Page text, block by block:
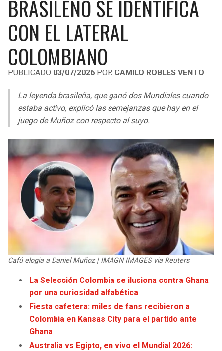
LIGA DE EXPANSIÓN MX
LEAGUES CUP
UEFA EUROPA LEAGUE
UEFA CONFERENCE LEAGUE
MLS
COPA LIBERTADORES
COPA SUDAMERICANA
LIGA BETPLAY
OTRAS LIGAS
RAIDERS
CHARGERS
RAVENS
BENGALS
STEELERS
TEXANS
COLTS
JAGUARS
TITANS
COWBOYS
GIANTS
EAGLES
CAVALIERS
PISTONS
PACERS
BUCKS
HORNETS
HEAT
MAGIC
WIZARDS
WARRIORS
CLIPPERS
LAKERS
SUNS
BRASILEÑO SE IDENTIFICA
CON EL LATERAL
COLOMBIANO
PUBLICADO 03/07/2026 POR CAMILO ROBLES VENTO
La leyenda brasileña, que ganó dos Mundiales cuando
estaba activo, explicó las semejanzas que hay en el
juego de Muñoz con respecto al suyo.
Cafú elogia a Daniel Muñoz | IMAGN IMAGES via Reuters
La Selección Colombia se ilusiona contra Ghana
por una curiosidad alfabética
Fiesta cafetera: miles de fans recibieron a
Colombia en Kansas City para el partido ante
Ghana
Australia vs Egipto, en vivo el Mundial 2026: